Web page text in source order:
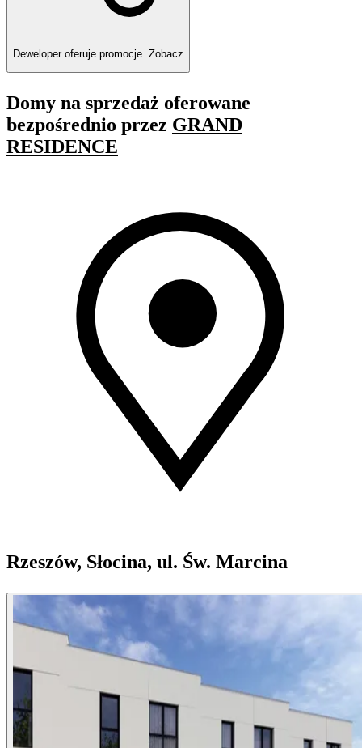
Deweloper oferuje promocje. Zobacz
Domy na sprzedaż oferowane
bezpośrednio przez GRAND
RESIDENCE
Rzeszów, Słocina, ul. Św. Marcina